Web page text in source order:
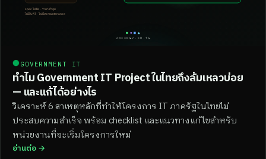
● GOVERNMENT IT
ทำไม Government IT Project ในไทยถึงล้มเหลวบ่อย
— และแก้ได้อย่างไร
วิเคราะห์ 6 สาเหตุหลักที่ทำให้โครงการ IT ภาครัฐในไทยไม่
ประสบความสำเร็จ พร้อม checklist และแนวทางแก้ไขสำหรับ
หน่วยงานที่จะเริ่มโครงการใหม่
อ่านต่อ →